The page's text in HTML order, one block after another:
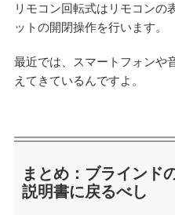
リモコン回転式はリモコンの
ットの開閉操作を行います。
最近では、スマートフォンや
えてきているんですよ。
まとめ：ブラインド
説明書に戻るべし